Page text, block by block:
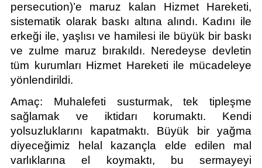
persecution)’e maruz kalan Hizmet Hareketi,
sistematik olarak baskı altına alındı. Kadını ile
erkeği ile, yaşlısı ve hamilesi ile büyük bir baskı
ve zulme maruz bırakıldı. Neredeyse devletin
tüm kurumları Hizmet Hareketi ile mücadeleye
yönlendirildi.
Amaç: Muhalefeti susturmak, tek tipleşme
sağlamak ve iktidarı korumaktı. Kendi
yolsuzluklarını kapatmaktı. Büyük bir yağma
diyeceğimiz helal kazançla elde edilen mal
varlıklarına el koymaktı, bu sermayeyi